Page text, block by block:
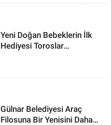
Yeni Doğan Bebeklerin İlk
Hediyesi Toroslar
Gülnar Belediyesi Araç
Filosuna Bir Yenisini Daha